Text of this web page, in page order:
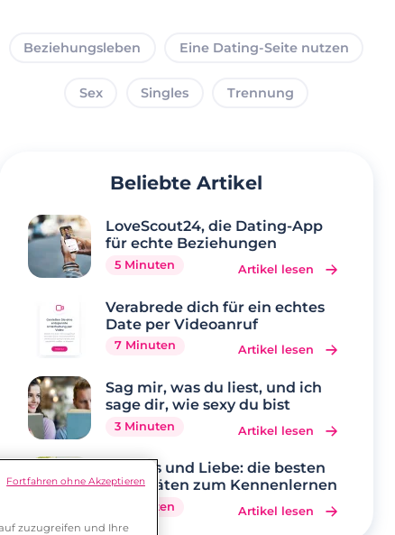
Beziehungsleben Eine Dating-Seite nutzen
Sex Singles Trennung
Beliebte Artikel
LoveScout24, die Dating-App
für echte Beziehungen
5 Minuten Artikel lesen
Verabrede dich für ein echtes
Date per Videoanruf
7 Minuten Artikel lesen
Sag mir, was du liest, und ich
sage dir, wie sexy du bist
3 Minuten Artikel lesen
Hobbys und Liebe: die besten
Aktivitäten zum Kennenlernen
5 Minuten Artikel lesen
zuzugreifen und Ihre
Fortfahren ohne Akzeptieren